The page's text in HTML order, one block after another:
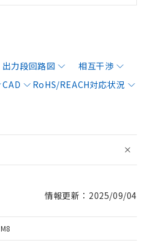
出力段回路図
相互干渉
CAD
RoHS/REACH対応状況
情報更新：2025/09/04
M8